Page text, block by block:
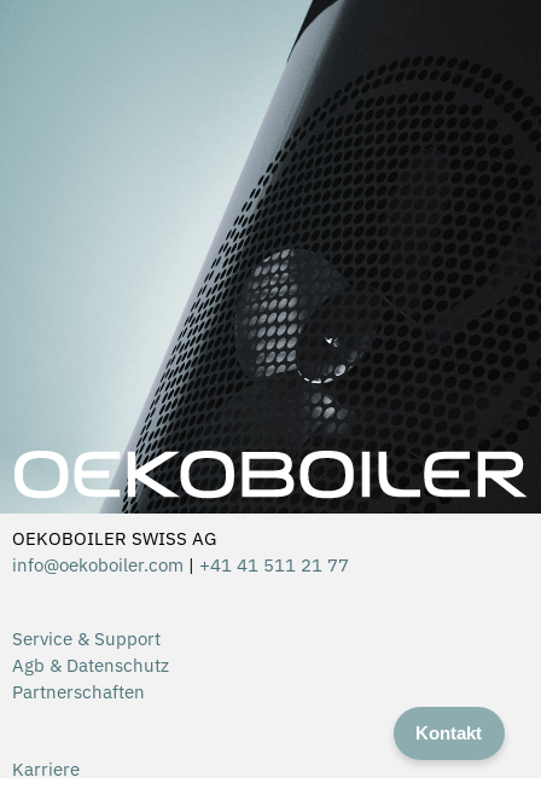
OEKOBOILER SWISS AG
info@oekoboiler.com | +41 41 511 21 77
Service & Support
Agb & Datenschutz
Partnerschaften
Karriere
Kontakt